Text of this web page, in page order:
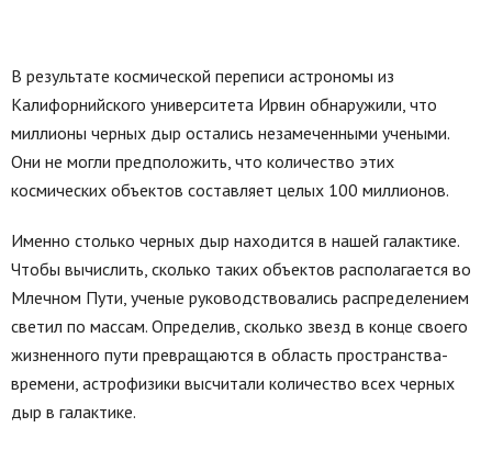
В результате космической переписи астрономы из
Калифорнийского университета Ирвин обнаружили, что
миллионы черных дыр остались незамеченными учеными.
Они не могли предположить, что количество этих
космических объектов составляет целых 100 миллионов.
Именно столько черных дыр находится в нашей галактике.
Чтобы вычислить, сколько таких объектов располагается во
Млечном Пути, ученые руководствовались распределением
светил по массам. Определив, сколько звезд в конце своего
жизненного пути превращаются в область пространства-
времени, астрофизики высчитали количество всех черных
дыр в галактике.